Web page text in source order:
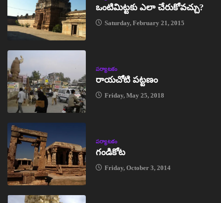
ఒంటిమిట్టకు ఎలా చేరుకోవచ్చు?
Saturday, February 21, 2015
పర్యాటకం
రాయచోటి పట్టణం
Friday, May 25, 2018
పర్యాటకం
గండికోట
Friday, October 3, 2014